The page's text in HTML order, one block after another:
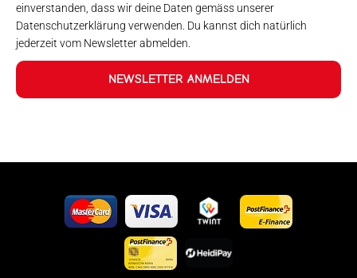
einverstanden, dass wir deine Daten gemäss unserer
Datenschutzerklärung verwenden. Du kannst dich natürlich
jederzeit vom Newsletter abmelden.
NEWSLETTER ANMELDEN